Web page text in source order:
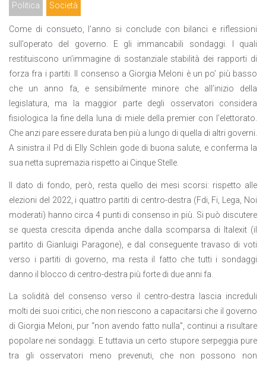
Politica Società
Come di consueto, l’anno si conclude con bilanci e riflessioni
sull’operato del governo. E gli immancabili sondaggi. I quali
restituiscono un’immagine di sostanziale stabilità dei rapporti di
forza fra i partiti. Il consenso a Giorgia Meloni è un po’ più basso
che un anno fa, e sensibilmente minore che all’inizio della
legislatura, ma la maggior parte degli osservatori considera
fisiologica la fine della luna di miele della premier con l’elettorato.
Che anzi pare essere durata ben più a lungo di quella di altri governi.
A sinistra il Pd di Elly Schlein gode di buona salute, e conferma la
sua netta supremazia rispetto ai Cinque Stelle.
Il dato di fondo, però, resta quello dei mesi scorsi: rispetto alle
elezioni del 2022, i quattro partiti di centro-destra (Fdi, Fi, Lega, Noi
moderati) hanno circa 4 punti di consenso in più. Si può discutere
se questa crescita dipenda anche dalla scomparsa di Italexit (il
partito di Gianluigi Paragone), e dal conseguente travaso di voti
verso i partiti di governo, ma resta il fatto che tutti i sondaggi
danno il blocco di centro-destra più forte di due anni fa.
La solidità del consenso verso il centro-destra lascia increduli
molti dei suoi critici, che non riescono a capacitarsi che il governo
di Giorgia Meloni, pur “non avendo fatto nulla”, continui a risultare
popolare nei sondaggi. E tuttavia un certo stupore serpeggia pure
tra gli osservatori meno prevenuti, che non possono non